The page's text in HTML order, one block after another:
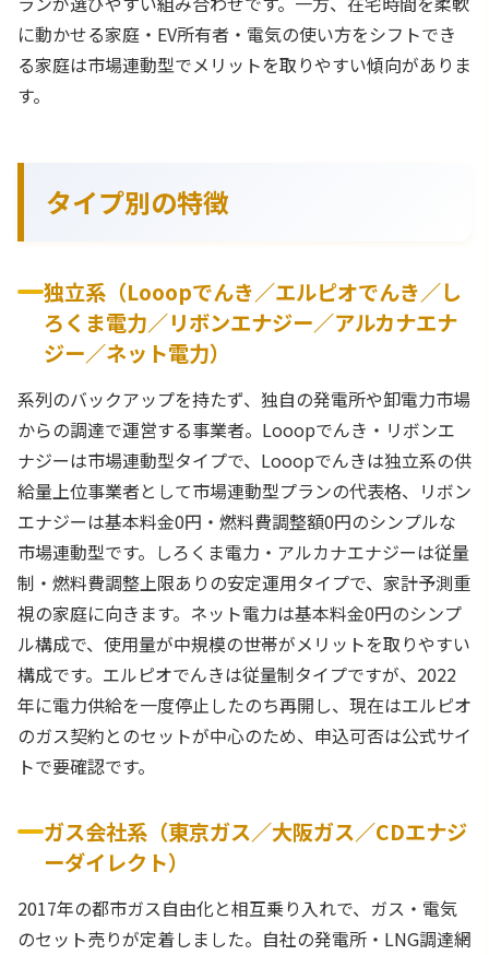
に動かせる家庭・EV所有者・電気の使い方をシフトでき
る家庭は市場連動型でメリットを取りやすい傾向がありま
す。
タイプ別の特徴
独立系（Looopでんき／エルピオでんき／し
ろくま電力／リボンエナジー／アルカナエナ
ジー／ネット電力）
系列のバックアップを持たず、独自の発電所や卸電力市場
からの調達で運営する事業者。Looopでんき・リボンエ
ナジーは市場連動型タイプで、Looopでんきは独立系の供
給量上位事業者として市場連動型プランの代表格、リボン
エナジーは基本料金0円・燃料費調整額0円のシンプルな
市場連動型です。しろくま電力・アルカナエナジーは従量
制・燃料費調整上限ありの安定運用タイプで、家計予測重
視の家庭に向きます。ネット電力は基本料金0円のシンプ
ル構成で、使用量が中規模の世帯がメリットを取りやすい
構成です。エルピオでんきは従量制タイプですが、2022
年に電力供給を一度停止したのち再開し、現在はエルピオ
のガス契約とのセットが中心のため、申込可否は公式サイ
トで要確認です。
ガス会社系（東京ガス／大阪ガス／CDエナジ
ーダイレクト）
2017年の都市ガス自由化と相互乗り入れで、ガス・電気
のセット売りが定着しました。自社の発電所・LNG調達網